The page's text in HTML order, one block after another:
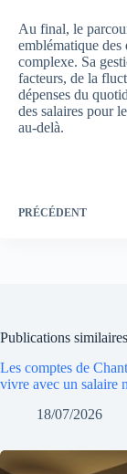
Au final, le
emblématique des
complexe. Sa
facteurs, de la
dépenses du
des salaires pour
au-delà.
PRÉCÉDENT
Publications similaires
Les comptes de
vivre avec un salaire
18/07/2026